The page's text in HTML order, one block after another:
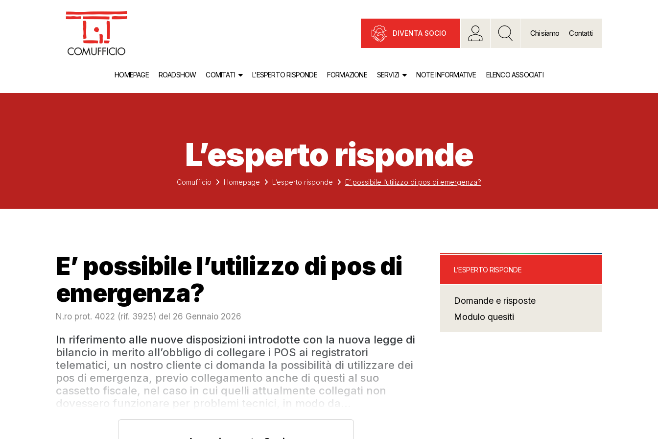
DIVENTA SOCIO Chi siamo Contatti
HOMEPAGE ROADSHOW COMITATI L’ESPERTO RISPONDE FORMAZIONE SERVIZI NOTE INFORMATIVE ELENCO ASSOCIATI
L’esperto risponde
Comufficio Homepage L’esperto risponde E’ possibile l’utilizzo di pos di emergenza?
E’ possibile l’utilizzo di pos di
emergenza?
N.ro prot. 4022 (rif. 3925) del 26 Gennaio 2026
In riferimento alle nuove disposizioni introdotte con la nuova legge di
bilancio in merito all’obbligo di collegare i POS ai registratori
telematici, un nostro cliente ci domanda la possibilità di utilizzare dei
pos di emergenza, previo collegamento anche di questi al suo
cassetto fiscale, nel caso in cui quelli attualmente collegati non
dovessero funzionare per problemi tecnici, in modo da...
L’ESPERTO RISPONDE
Domande e risposte
Modulo quesiti